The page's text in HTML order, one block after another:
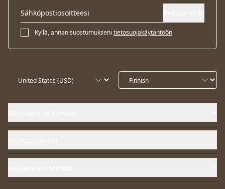
Kyllä, annan suostumukseni tietosuojakäytäntöön